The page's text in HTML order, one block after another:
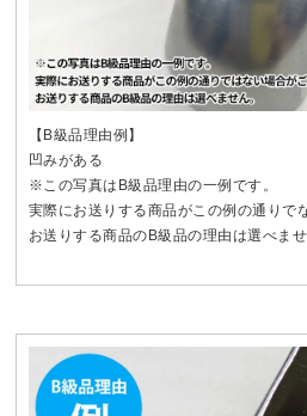
【B級品理由例】
凹みがある
※この写真はB級品理由の一例です。
実際にお送りする商品がこの例の通りで
お送りする商品のB級品の理由は選べませ